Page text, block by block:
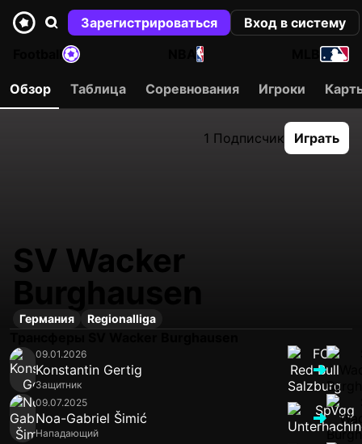
Зарегистрироваться
Вход в систему
NBA
Обзор Таблица Соревнования Игроки
1 Подписчик Играть
SV Wacker
Германия Regionalliga
09.01.2026
Konstantin Gertig
Защитник
09.07.2025
Noa-Gabriel Šimić
Нападающий